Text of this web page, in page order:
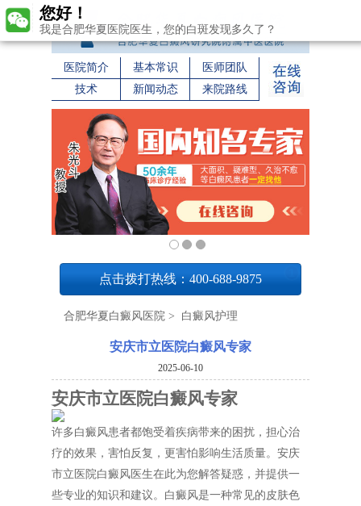
医院简介 基本常识
医师团队
技术
新闻动态 来院路线
点击拨打热线：400-688-9875
合肥华夏白癜风医院 > 白癜风护理
安庆市立医院白癜风专家
2025-06-10
安庆市立医院白癜风专家
许多白癜风患者都饱受着疾病带来的困扰，担心治
疗的效果，害怕反复，更害怕影响生活质量。安庆
市立医院白癜风医生在此为您解答疑惑，并提供一
些专业的知识和建议。白癜风是一种常见的皮肤色
您好！
我是合肥华夏医院医生，您的白斑发现多久了？